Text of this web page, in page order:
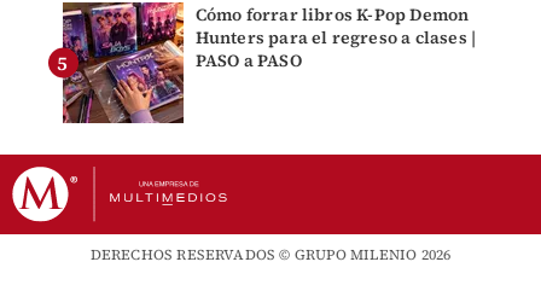
Cómo forrar libros K-Pop Demon
Hunters para el regreso a clases |
PASO a PASO
DERECHOS RESERVADOS © GRUPO MILENIO 2026